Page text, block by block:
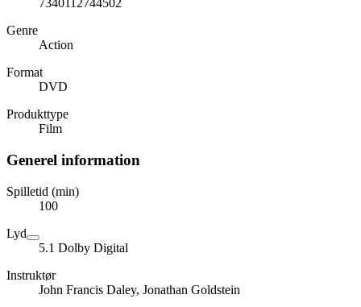
7340112744502
Genre
Action
Format
DVD
Produkttype
Film
Generel information
Spilletid (min)
100
Lyd
5.1 Dolby Digital
Instruktør
John Francis Daley, Jonathan Goldstein